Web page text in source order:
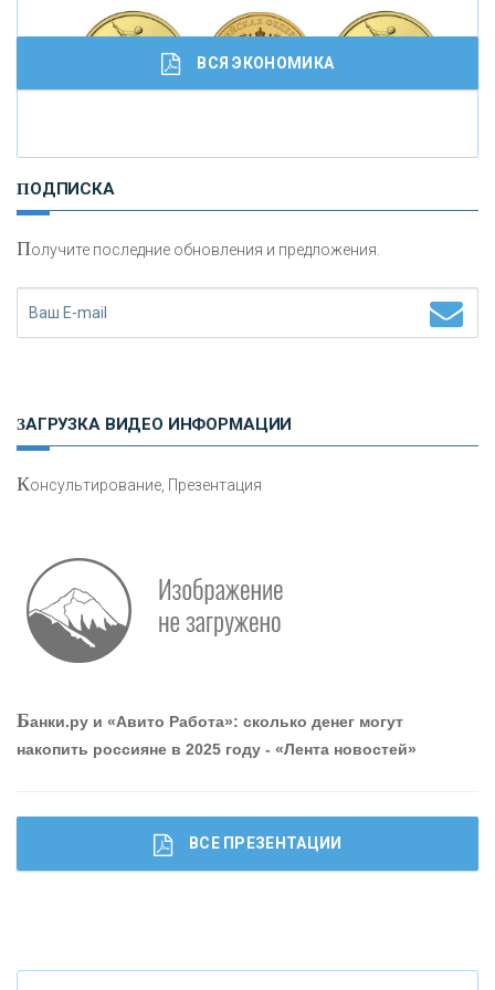
Работа мечты. Что банки делают для того, чтобы
привлечь и удержать персонал - «Интервью»
И
сохранения и увеличения капитала
Что будет с наличными деньгами при цифровом
ВСЯ ЭКОНОМИКА
ПОДПИСКА
Получите последние обновления и предложения.
ЗАГРУЗКА ВИДЕО ИНФОРМАЦИИ
Консультирование, Презентация
Банки.ру и «Авито Работа»: сколько денег могут
накопить россияне в 2025 году - «Лента новостей»
ВСЕ ПРЕЗЕНТАЦИИ